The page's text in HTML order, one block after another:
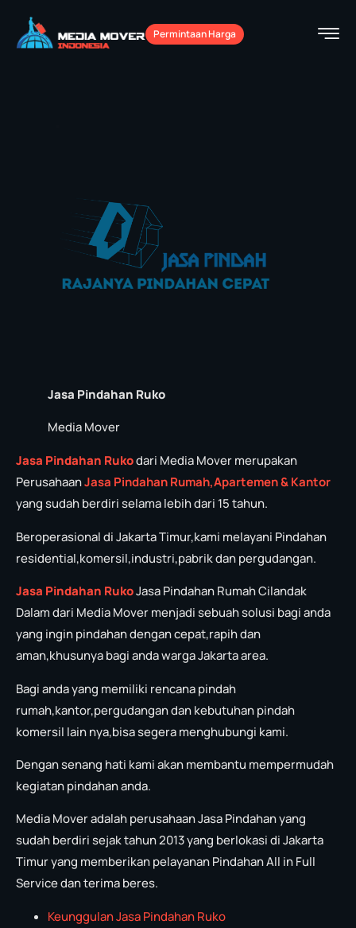
Permintaan Harga
Jasa Pindahan Ruko
Media Mover
Jasa Pindahan Rukodari Media Mover merupakan
PerusahaanJasa Pindahan Rumah,Apartemen & Kantor
yang sudah berdiri selama lebih dari 15 tahun.
Beroperasional di Jakarta Timur,kami melayani Pindahan
residential,komersil,industri,pabrik dan pergudangan.
Jasa Pindahan RukoJasa Pindahan Rumah Cilandak
Dalam dari Media Mover menjadi sebuah solusi bagi anda
yang ingin pindahan dengan cepat,rapih dan
aman,khusunya bagi anda warga Jakarta area.
Bagi anda yang memiliki rencana pindah
rumah,kantor,pergudangan dan kebutuhan pindah
komersil lain nya,bisa segera menghubungi kami.
Dengan senang hati kami akan membantu mempermudah
kegiatan pindahan anda.
Media Mover adalah perusahaan Jasa Pindahan yang
sudah berdiri sejak tahun 2013 yang berlokasi di Jakarta
Timur yang memberikan pelayanan Pindahan All in Full
Service dan terima beres.
Keunggulan Jasa Pindahan Ruko